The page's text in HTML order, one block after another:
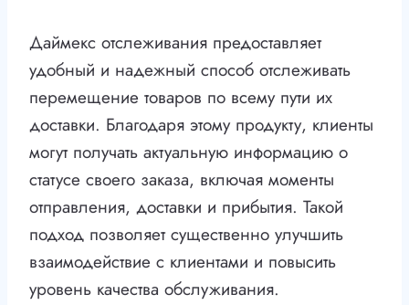
Даймекс отслеживания предоставляет
удобный и надежный способ отслеживать
перемещение товаров по всему пути их
доставки. Благодаря этому продукту, клиенты
могут получать актуальную информацию о
статусе своего заказа, включая моменты
отправления, доставки и прибытия. Такой
подход позволяет существенно улучшить
взаимодействие с клиентами и повысить
уровень качества обслуживания.